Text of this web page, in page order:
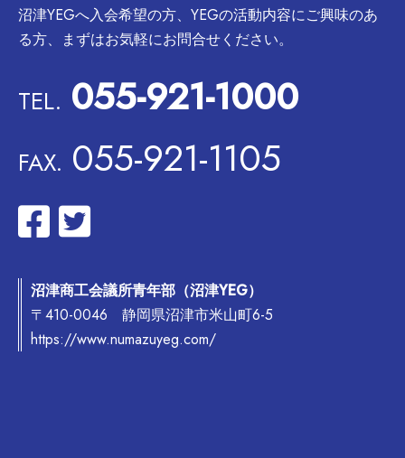
沼津YEGへ入会希望の方、YEGの活動内容にご興味のあ
る方、まずはお気軽にお問合せください。
TEL. 055-921-1000
FAX. 055-921-1105
沼津商工会議所青年部（沼津YEG）
〒410-0046 静岡県沼津市米山町6-5
https://www.numazuyeg.com/